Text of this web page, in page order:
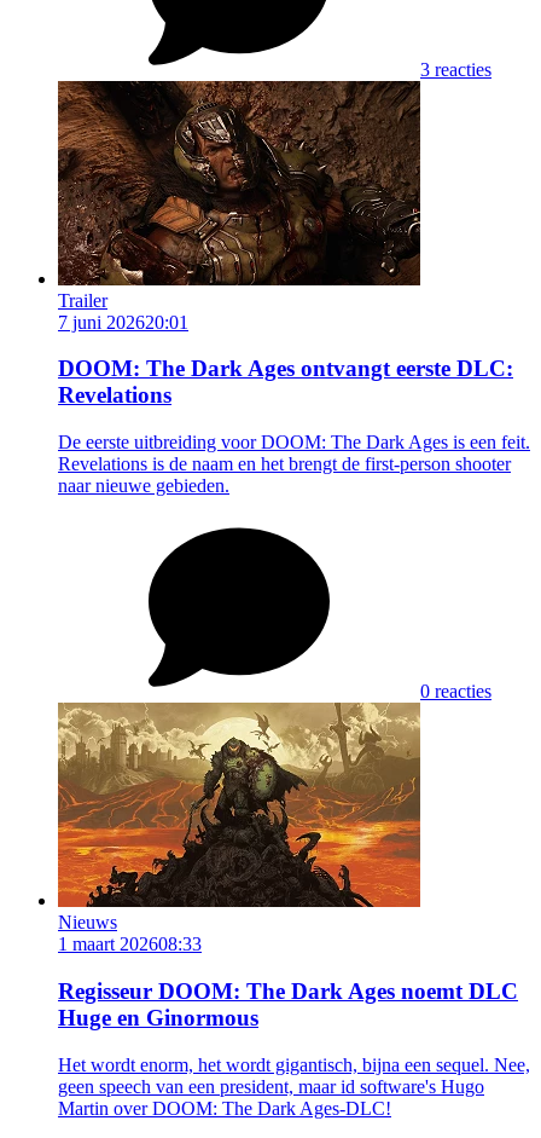
3 reacties
Trailer
7 juni 202620:01
DOOM: The Dark Ages ontvangt eerste DLC:
Revelations
De eerste uitbreiding voor DOOM: The Dark Ages is een feit.
Revelations is de naam en het brengt de first-person shooter
naar nieuwe gebieden.
0 reacties
Nieuws
1 maart 202608:33
Regisseur DOOM: The Dark Ages noemt DLC
Huge en Ginormous
Het wordt enorm, het wordt gigantisch, bijna een sequel. Nee,
geen speech van een president, maar id software's Hugo
Martin over DOOM: The Dark Ages-DLC!